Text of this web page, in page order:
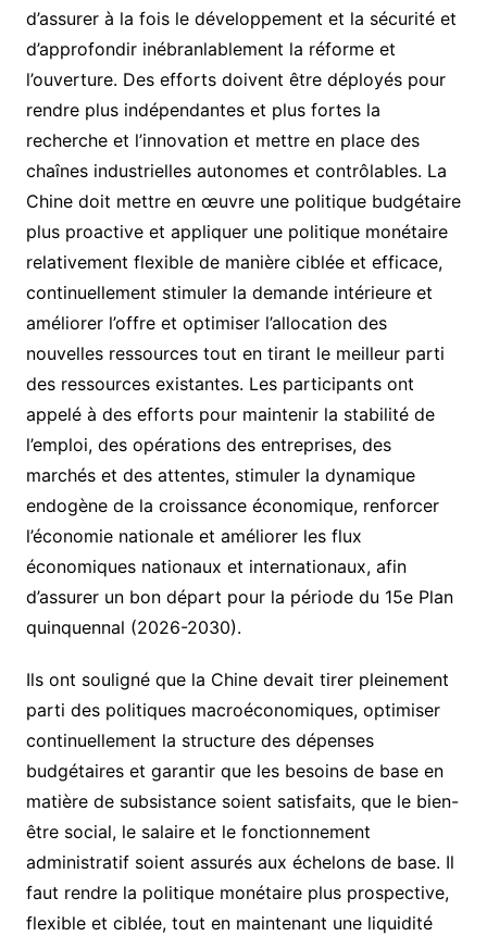
d’assurer à la fois le développement et la sécurité et
d’approfondir inébranlablement la réforme et
l’ouverture. Des efforts doivent être déployés pour
rendre plus indépendantes et plus fortes la
recherche et l’innovation et mettre en place des
chaînes industrielles autonomes et contrôlables. La
Chine doit mettre en œuvre une politique budgétaire
plus proactive et appliquer une politique monétaire
relativement flexible de manière ciblée et efficace,
continuellement stimuler la demande intérieure et
améliorer l’offre et optimiser l’allocation des
nouvelles ressources tout en tirant le meilleur parti
des ressources existantes. Les participants ont
appelé à des efforts pour maintenir la stabilité de
l’emploi, des opérations des entreprises, des
marchés et des attentes, stimuler la dynamique
endogène de la croissance économique, renforcer
l’économie nationale et améliorer les flux
économiques nationaux et internationaux, afin
d’assurer un bon départ pour la période du 15e Plan
quinquennal (2026-2030).
Ils ont souligné que la Chine devait tirer pleinement
parti des politiques macroéconomiques, optimiser
continuellement la structure des dépenses
budgétaires et garantir que les besoins de base en
matière de subsistance soient satisfaits, que le bien-
être social, le salaire et le fonctionnement
administratif soient assurés aux échelons de base. Il
faut rendre la politique monétaire plus prospective,
flexible et ciblée, tout en maintenant une liquidité